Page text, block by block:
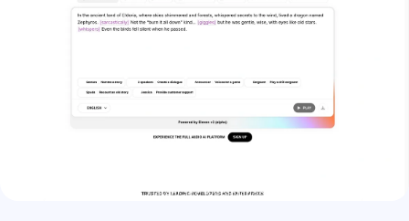
ElevenLabs: présentation